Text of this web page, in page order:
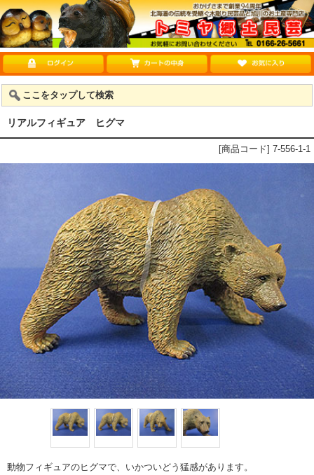
ここをタップして検索
リアルフィギュア ヒグマ
[商品コード] 7-556-1-1
動物フィギュアのヒグマで、いかついどう猛感があります。